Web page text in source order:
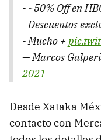
- ~50% Off en
- Descuentos
- Mucho +
— Marcos
2021
Desde Xataka
contacto con